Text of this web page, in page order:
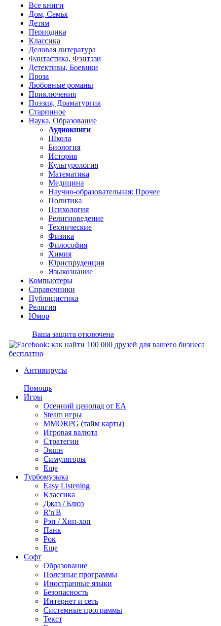
Все книги
Дом, Семья
Детям
Периодика
Классика
Деловая литература
Фантастика, Фэнтэзи
Детективы, Боевики
Проза
Любовные романы
Приключения
Поэзия, Драматургия
Старинное
Наука, Образование
Аудиокниги
Школа
Биология
История
Культурология
Математика
Медицина
Научно-образовательная: Прочее
Политика
Психология
Религиоведение
Технические
Физика
Философия
Химия
Юриспруденция
Языкознание
Компьютеры
Справочники
Публицистика
Религия
Юмор
Ваша защита отключена
Антивирусы
Помощь
Игры
Осенний ценопад от EA
Steam игры
MMORPG (тайм карты)
Игровая валюта
Стратегии
Экшн
Симуляторы
Еще
Турбомузыка
Easy Listening
Классика
Джаз / Блюз
R'n'B
Рэп / Хип-хоп
Панк
Рок
Еще
Софт
Образование
Полезные программы
Иностранные языки
Безопасность
Интернет и сеть
Системные программы
Текст